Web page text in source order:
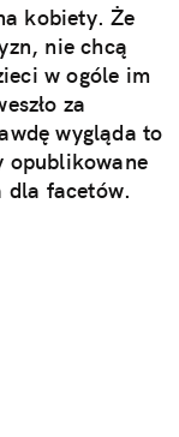
kobiety. Że
nie chcą
w ogóle im
za
wygląda to
opublikowane
dla facetów.